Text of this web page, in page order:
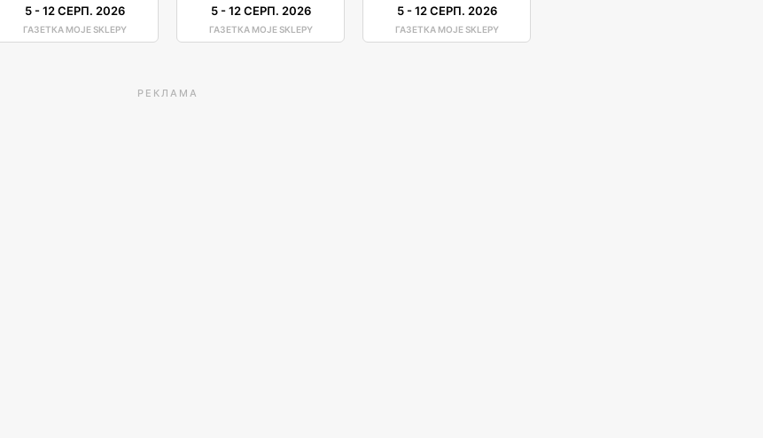
5-12 СЕРП. 2026
ГАЗЕТКА MOJE SKLEPY
5-12 СЕРП. 2026
ГАЗЕТКА MOJE SKLEPY
5-12 СЕРП. 2026
ГАЗЕТКА MOJE SKLEPY
РЕКЛАМА